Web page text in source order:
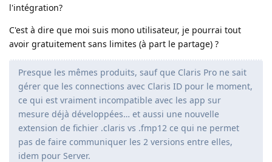
l'intégration?
C'est à dire que moi suis mono utilisateur, je pourrai tout
avoir gratuitement sans limites (à part le partage) ?
Presque les mêmes produits, sauf que Claris Pro ne sait
gérer que les connections avec Claris ID pour le moment,
ce qui est vraiment incompatible avec les app sur
mesure déjà développées… et aussi une nouvelle
extension de fichier .claris vs .fmp12 ce qui ne permet
pas de faire communiquer les 2 versions entre elles,
idem pour Server.